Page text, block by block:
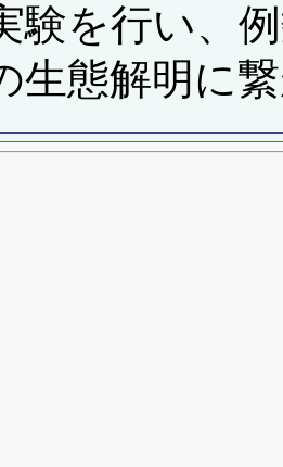
験を行い、
生態解明に